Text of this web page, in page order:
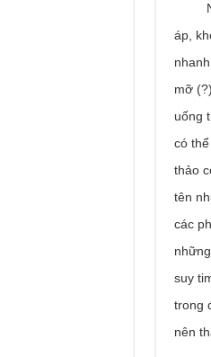
áp,
mỡ
uống
có
thảo
tên
các
suy
trong
nên